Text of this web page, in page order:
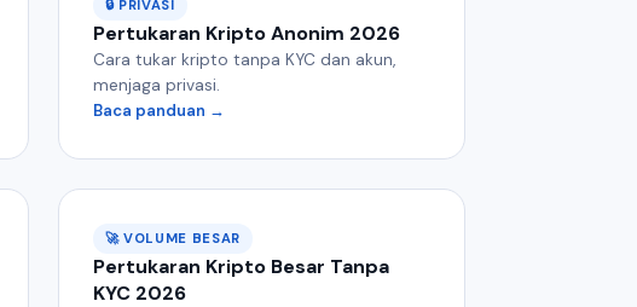
🔒 PRIVASI
Pertukaran Kripto Anonim 2026
Cara tukar kripto tanpa KYC dan akun,
menjaga privasi.
Baca panduan →
🚀 VOLUME BESAR
Pertukaran Kripto Besar Tanpa
KYC 2026